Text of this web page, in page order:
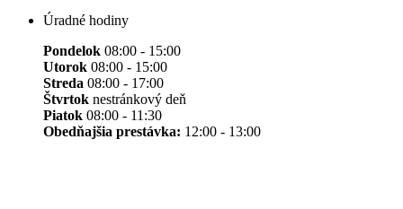
Úradné hodiny
Pondelok 08:00 - 15:00
Utorok 08:00 - 15:00
Streda 08:00 - 17:00
Štvrtok nestránkový deň
Piatok 08:00 - 11:30
Obedňajšia prestávka: 12:00 - 13:00